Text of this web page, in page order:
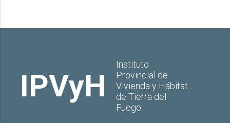
IPVyH
Instituto
Provincial de
Vivienda y Hábitat
de Tierra del
Fuego